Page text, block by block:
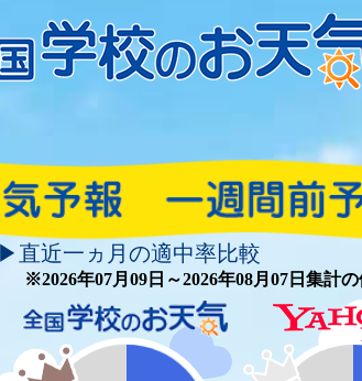
▶直近一ヵ月の適中率比較
※2026年07月09日～2026年08月07日集計